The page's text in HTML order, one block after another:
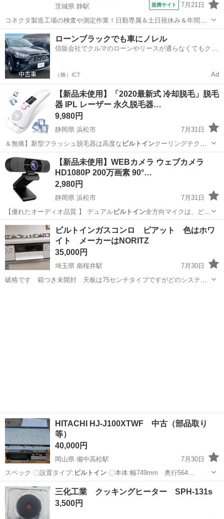
茨城県 静駅
提携サイト 7月21日
コネクタ製造工場の検査や測定作業！日勤専属＆土日祝休み＆年間休
日128日★クリーンルーム内作業★マイカー通勤OK＆無料駐車場あり
★就業先食堂利用可！日払い制度あり！《茨城県常陸大宮市》 人気の
工場のお仕事 ◇コネクタ製造工...
茨城 常陸大宮市 静駅 その他
ローンブラックでも車にノレル
信販会社でクルマのローンやリースが通らなくてもクル
（株）ICT Ad
【新品未使用】「2020最新式 冷却脱毛」脱毛
器 IPL レーザー 永久脱毛器…
9,980円
静岡県 浜松市
7月31日
＆無痛】新型フラッシュ脱毛器は高度な ビルトインクーリングテクノ
ロジーを使用した家庭…
静岡 その他 レーザー
【新品未使用】WEBカメラ ウェブカメラ
HD1080P 200万画素 90°…
2,980円
静岡県 浜松市
7月31日
【優れたオーディオ品質 】 デュアルビルトイン全方向マイクは、どの
角度からでも明確…
静岡 浜松市 その他 ウェブカメラ
ビルトインガスコンロ ピアット 色はホワ
イト メーカーはNORITZ
35,000円
埼玉県 南桜井駅
7月30日
破格です 箱つき未開封 天板は75センチタイプですがどのシステム
HITACHI HJ-J100XTWF 中古（部品取り
等）
40,000円
岡山県 備中高松駅
7月30日
スペック 〇設置タイプ: ビルトイン〇本体:幅749mm 奥行564…
岡山 岡山市 備中高松駅 キッチン家電
三化工業 クッキングヒーター SPH-131s
3,500円